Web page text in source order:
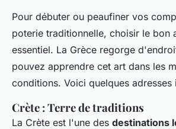
Pour débuter ou peaufiner vos
poterie traditionnelle, choisir le bon
essentiel. La Grèce regorge
pouvez apprendre cet art dans les
conditions. Voici quelques adresses
Crète : Terre de traditions
La Crète est l'une des destinations